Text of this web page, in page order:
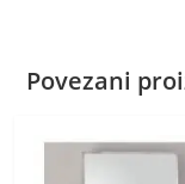
Povezani